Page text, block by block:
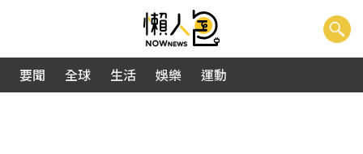
要聞 全球 生活 娛樂 運動